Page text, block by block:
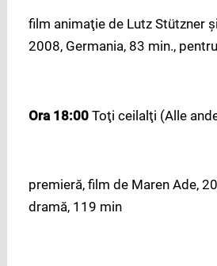
film animaţie de Lutz Stützner
2008, Germania, 83 min.,
Ora 18:00 Toţi ceilalţi (Alle
premieră, film de Maren Ade,
dramă, 119 min